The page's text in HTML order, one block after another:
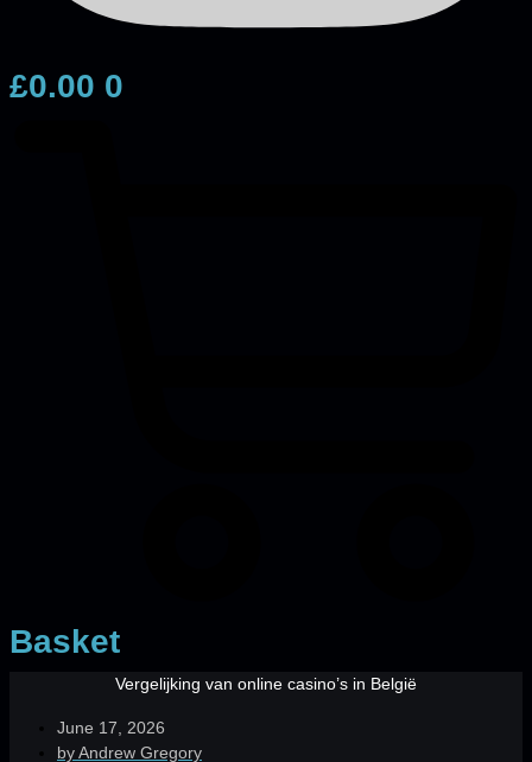
£0.00 0
Basket
Vergelijking van online casino’s in België
June 17, 2026
byAndrew Gregory